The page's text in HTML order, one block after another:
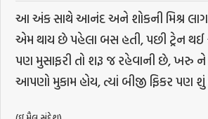
આ અંક સાથે આનંદ અને શોકની મિશ્ર
એમ થાય છે પહેલા બસ હતી, પછી ટ્રેન
પણ મુસાફરી તો શરૂ જ રહેવાની છે, ખરુ ને
આપણો મુકામ હોય, ત્યાં બીજી ફિકર પણ શું